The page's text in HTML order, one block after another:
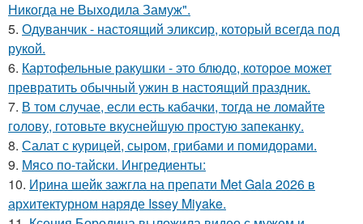
Никогда не Выходила Замуж".
5. Одуванчик - настоящий эликсир, который всегда под
рукой.
6. Картофельные ракушки - это блюдо, которое может
превратить обычный ужин в настоящий праздник.
7. В том случае, если есть кабачки, тогда не ломайте
голову, готовьте вкуснейшую простую запеканку.
8. Салат с курицей, сыром, грибами и помидорами.
9. Мясо по-тайски. Ингредиенты:
10. Ирина шейк зажгла на препати Met Gala 2026 в
архитектурном наряде Issey Miyake.